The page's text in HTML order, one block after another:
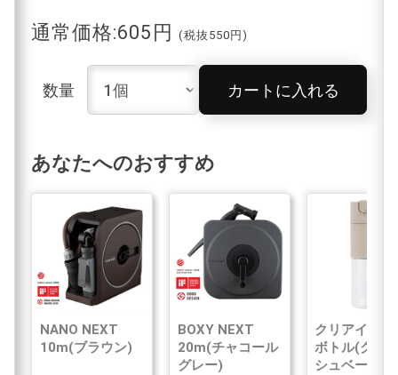
通常価格:605円 (税抜550円)
数量 カートに入れる
あなたへのおすすめ
NANO NEXT
10m(ブラウン)
BOXY NEXT
20m(チャコール
グレー)
クリアイン浄
ボトル(グレ
シュベージ